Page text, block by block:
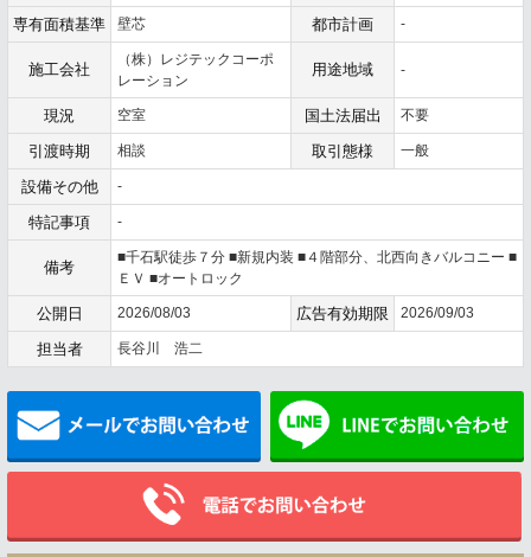
専有面積基準 壁芯 都市計画 -
施工会社
（株）レジテックコーポ
レーション
用途地域 -
現況 空室 国土法届出 不要
引渡時期 相談 取引態様 一般
設備その他 -
特記事項 -
備考
■千石駅徒歩７分 ■新規内装 ■４階部分、北西向きバルコニー ■
ＥＶ ■オートロック
公開日 2026/08/03 広告有効期限 2026/09/03
担当者 長谷川 浩二
メールでお問い合わせ